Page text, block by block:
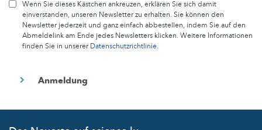
Wenn Sie dieses Kästchen ankreuzen, erklären Sie sich damit
einverstanden, unseren Newsletter zu erhalten. Sie können den
Newsletter jederzeit und ganz einfach abbestellen, indem Sie auf den
Abmeldelink am Ende jedes Newsletters klicken. Weitere Informationen
finden Sie in unsererDatenschutzrichtlinie.